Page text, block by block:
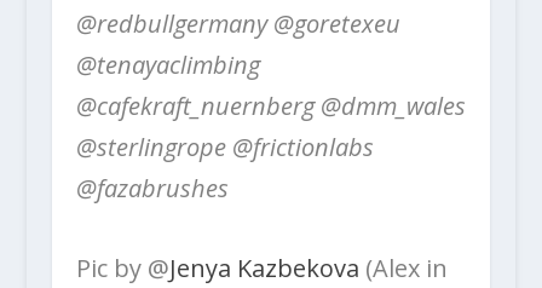
@redbullgermany @goretexeu
@tenayaclimbing
@cafekraft_nuernberg @dmm_wales
@sterlingrope @frictionlabs
@fazabrushes
Pic by @Jenya Kazbekova (Alex in